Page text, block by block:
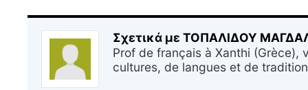
Σχετικά με ΤΟΠΑΛΙΔΟΥ
Prof de français à Xanthi (Grèce),
cultures, de langues et de